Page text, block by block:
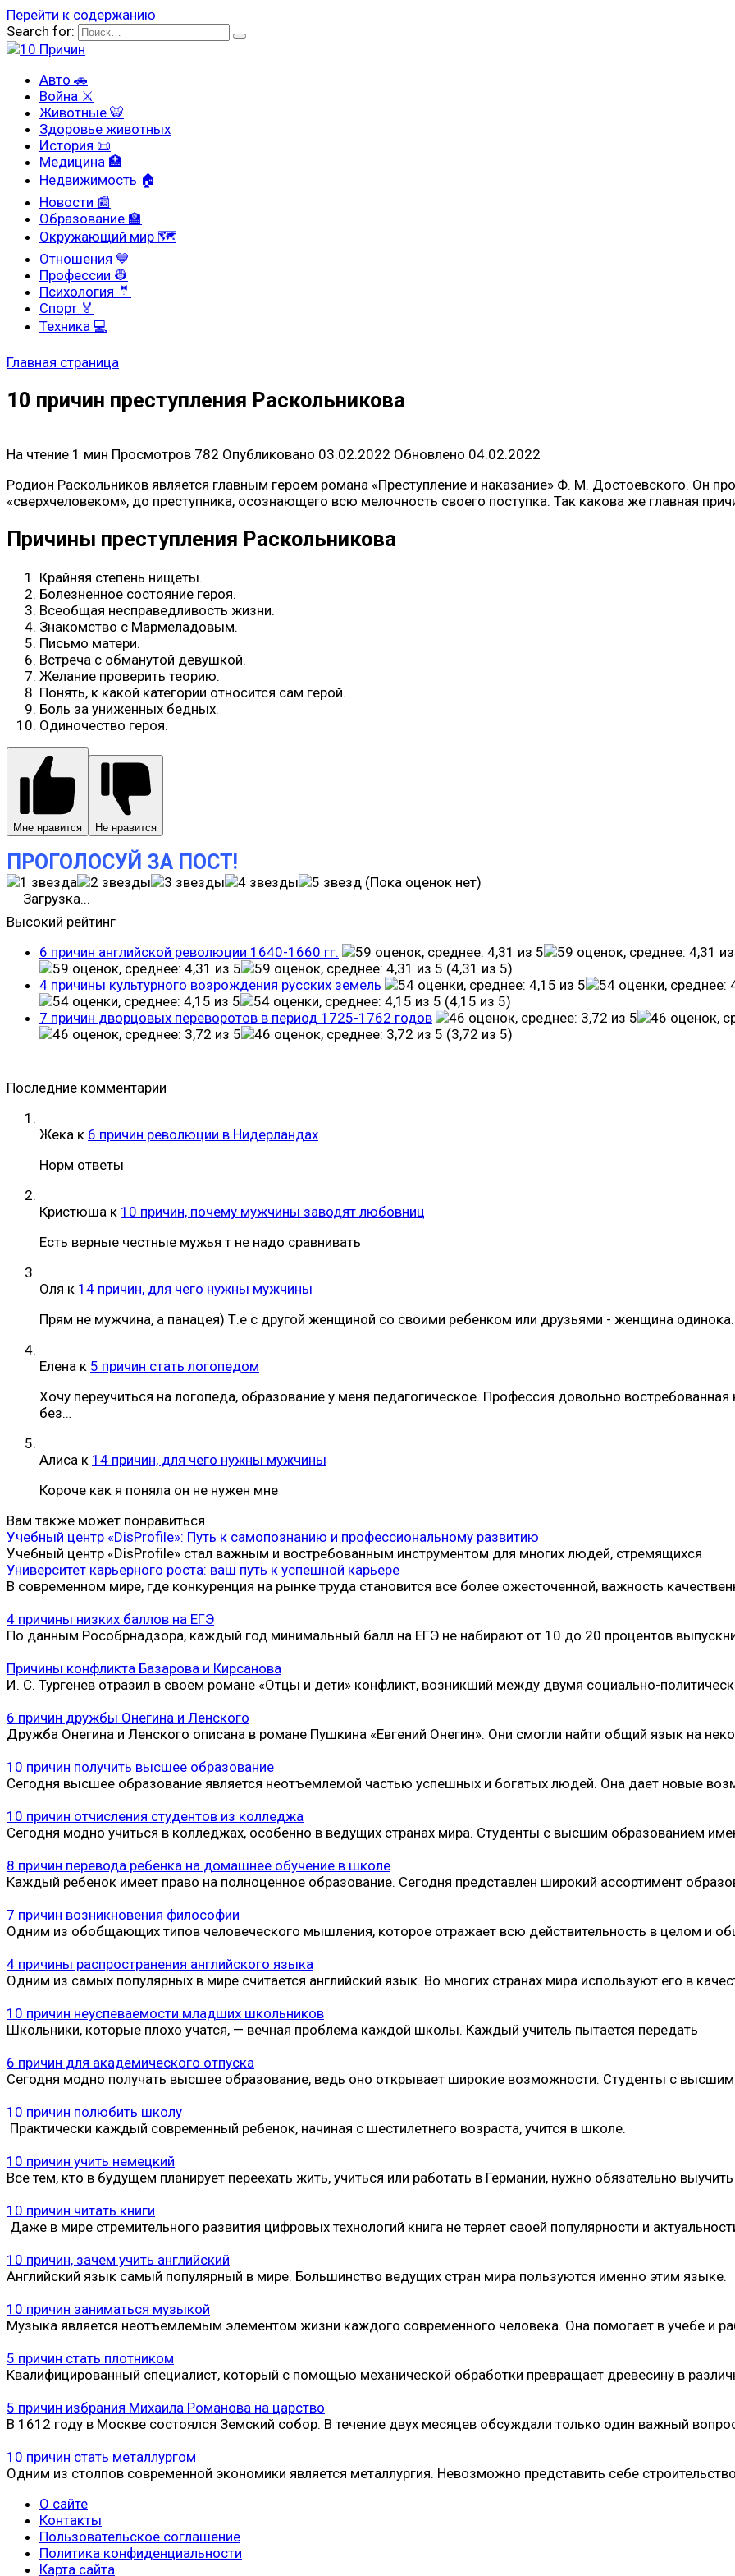
Перейти к содержанию
Search for:
Авто 🚗
Война ⚔
Животные 🐯
Здоровье животных
История 📜
Медицина 🏥
Недвижимость 🏠
Новости 📰
Образование 🏫
Окружающий мир 🗺
Отношения 💙
Профессии 👷
Психология 🤵
Спорт 🏅
Техника 💻
Главная страница
10 причин преступления Раскольникова
На чтение 1 мин Просмотров 782 Опубликовано 03.02.2022 Обновлено 04.02.2022
Родион Раскольников является главным героем романа «Преступление и наказание» Ф. М. Достоевского. Он
«сверхчеловеком», до преступника, осознающего всю мелочность своего поступка. Так какова же главная
Причины преступления Раскольникова
Крайняя степень нищеты.
Болезненное состояние героя.
Всеобщая несправедливость жизни.
Знакомство с Мармеладовым.
Письмо матери.
Встреча с обманутой девушкой.
Желание проверить теорию.
Понять, к какой категории относится сам герой.
Боль за униженных бедных.
Одиночество героя.
Мне нравится Не нравится
ПРОГОЛОСУЙ ЗА ПОСТ!
(Пока оценок нет)
Загрузка...
Высокий рейтинг
6 причин английской революции 1640-1660 гг.
(4,31 из 5)
4 причины культурного возрождения русских земель
(4,15 из 5)
7 причин дворцовых переворотов в период 1725-1762 годов
(3,72 из 5)
Последние комментарии
Жека к 6 причин революции в Нидерландах
Норм ответы
Кристюша к 10 причин, почему мужчины заводят любовниц
Есть верные честные мужья т не надо сравнивать
Оля к 14 причин, для чего нужны мужчины
Прям не мужчина, а панацея) Т.е с другой женщиной со своими ребенком или друзьями - женщина одинока.
Елена к 5 причин стать логопедом
Хочу переучиться на логопеда, образование у меня педагогическое. Профессия довольно востребованная
без…
Алиса к 14 причин, для чего нужны мужчины
Короче как я поняла он не нужен мне
Вам также может понравиться
Учебный центр «DisProfile»: Путь к самопознанию и профессиональному развитию
Учебный центр «DisProfile» стал важным и востребованным инструментом для многих людей, стремящихся
Университет карьерного роста: ваш путь к успешной карьере
В современном мире, где конкуренция на рынке труда становится все более ожесточенной, важность
4 причины низких баллов на ЕГЭ
По данным Рособрнадзора, каждый год минимальный балл на ЕГЭ не набирают от 10 до 20 процентов
Причины конфликта Базарова и Кирсанова
И. С. Тургенев отразил в своем романе «Отцы и дети» конфликт, возникший между двумя социально-
6 причин дружбы Онегина и Ленского
Дружба Онегина и Ленского описана в романе Пушкина «Евгений Онегин». Они смогли найти общий язык на
10 причин получить высшее образование
Сегодня высшее образование является неотъемлемой частью успешных и богатых людей. Она дает новые
10 причин отчисления студентов из колледжа
Сегодня модно учиться в колледжах, особенно в ведущих странах мира. Студенты с высшим образованием
8 причин перевода ребенка на домашнее обучение в школе
Каждый ребенок имеет право на полноценное образование. Сегодня представлен широкий ассортимент
7 причин возникновения философии
Одним из обобщающих типов человеческого мышления, которое отражает всю действительность в целом и
4 причины распространения английского языка
Одним из самых популярных в мире считается английский язык. Во многих странах мира используют его в
10 причин неуспеваемости младших школьников
Школьники, которые плохо учатся, — вечная проблема каждой школы. Каждый учитель пытается передать
6 причин для академического отпуска
Сегодня модно получать высшее образование, ведь оно открывает широкие возможности. Студенты с высшим
10 причин полюбить школу
Практически каждый современный ребенок, начиная с шестилетнего возраста, учится в школе.
10 причин учить немецкий
Все тем, кто в будущем планирует переехать жить, учиться или работать в Германии, нужно обязательно выучить
10 причин читать книги
Даже в мире стремительного развития цифровых технологий книга не теряет своей популярности и
10 причин, зачем учить английский
Английский язык самый популярный в мире. Большинство ведущих стран мира пользуются именно этим языке.
10 причин заниматься музыкой
Музыка является неотъемлемым элементом жизни каждого современного человека. Она помогает в учебе и
5 причин стать плотником
Квалифицированный специалист, который с помощью механической обработки превращает древесину в
5 причин избрания Михаила Романова на царство
В 1612 году в Москве состоялся Земский собор. В течение двух месяцев обсуждали только один важный
10 причин стать металлургом
Одним из столпов современной экономики является металлургия. Невозможно представить себе строительство
О сайте
Контакты
Пользовательское соглашение
Политика конфиденциальности
Карта сайта